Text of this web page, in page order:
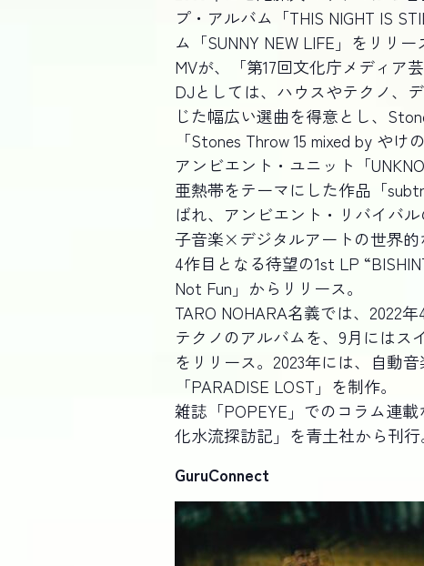
プ・アルバム「THIS NIGHT IS
ム「SUNNY NEW LIFE」をリリ
MVが、「第17回文化庁メディア
DJとしては、ハウスやテクノ、
じた幅広い選曲を得意とし、
「Stones Throw 15 mixed by や
アンビエント・ユニット「
亜熱帯をテーマにした作品「
ばれ、アンビエント・リバイバ
子音楽×デジタルアートの世界的
4作目となる待望の1st LP
Not Fun」からリリース。
TARO NOHARA名義では、2022
テクノのアルバムを、9月にはス
をリリース。2023年には、自動
「PARADISE LOST」を制作。
雑誌「POPEYE」でのコラム連
化水流探訪記」を青土社から刊行
GuruConnect